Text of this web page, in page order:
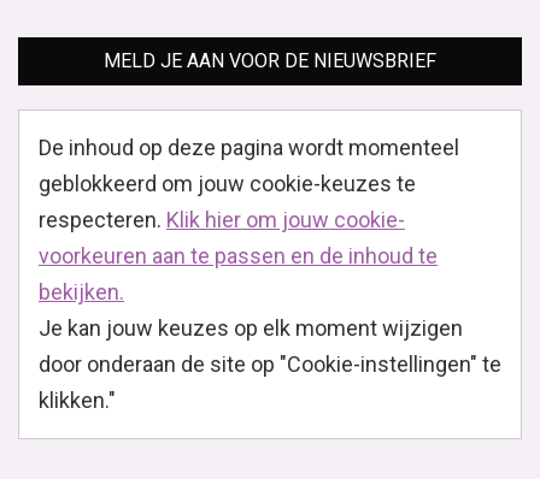
MELD JE AAN VOOR DE NIEUWSBRIEF
De inhoud op deze pagina wordt momenteel
geblokkeerd om jouw cookie-keuzes te
respecteren. Klik hier om jouw cookie-
voorkeuren aan te passen en de inhoud te
bekijken.
Je kan jouw keuzes op elk moment wijzigen
door onderaan de site op "Cookie-instellingen" te
klikken."